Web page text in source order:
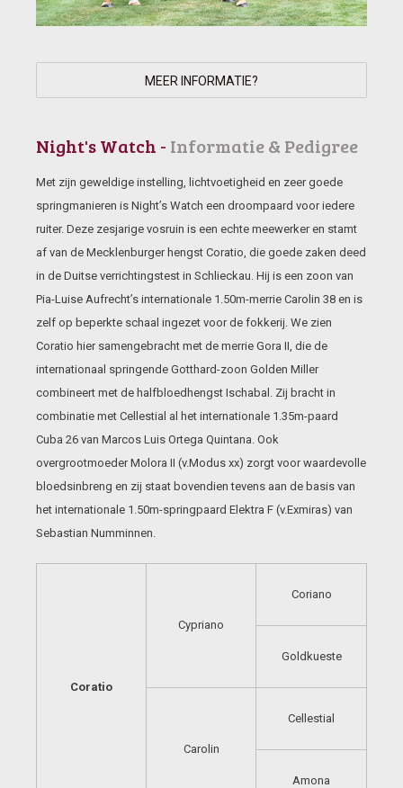
MEER INFORMATIE?
Night's Watch - Informatie & Pedigree
Met zijn geweldige instelling, lichtvoetigheid en zeer goede
springmanieren is Night’s Watch een droompaard voor iedere
ruiter. Deze zesjarige vosruin is een echte meewerker en stamt
af van de Mecklenburger hengst Coratio, die goede zaken deed
in de Duitse verrichtingstest in Schlieckau. Hij is een zoon van
Pia-Luise Aufrecht’s internationale 1.50m-merrie Carolin 38 en is
zelf op beperkte schaal ingezet voor de fokkerij. We zien
Coratio hier samengebracht met de merrie Gora II, die de
internationaal springende Gotthard-zoon Golden Miller
combineert met de halfbloedhengst Ischabal. Zij bracht in
combinatie met Cellestial al het internationale 1.35m-paard
Cuba 26 van Marcos Luis Ortega Quintana. Ook
overgrootmoeder Molora II (v.Modus xx) zorgt voor waardevolle
bloedsinbreng en zij staat bovendien tevens aan de basis van
het internationale 1.50m-springpaard Elektra F (v.Exmiras) van
Sebastian Numminnen.
Coratio
Cypriano
Coriano
Goldkueste
Carolin
Cellestial
Amona